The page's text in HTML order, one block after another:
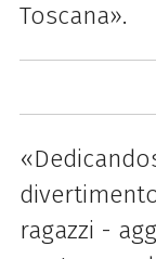
Toscana».
ragazzi -